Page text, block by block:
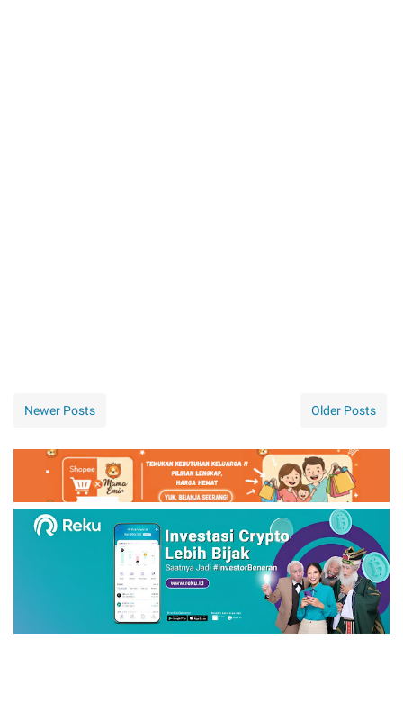
Newer Posts Older Posts